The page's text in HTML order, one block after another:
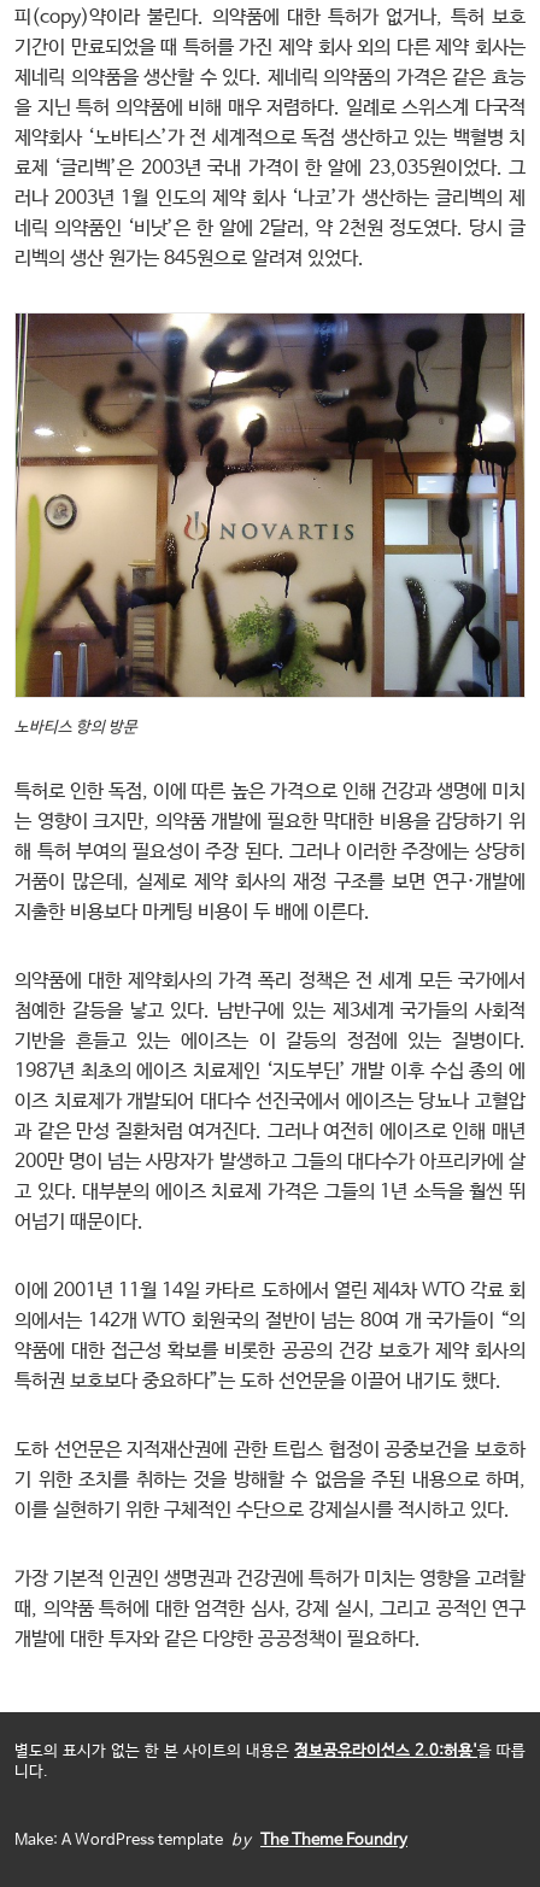
피(copy)약이라 불린다. 의약품에 대한 특허가 없거나, 특허 보호
기간이 만료되었을 때 특허를 가진 제약 회사 외의 다른 제약 회사는
제네릭 의약품을 생산할 수 있다. 제네릭 의약품의 가격은 같은 효능
을 지닌 특허 의약품에 비해 매우 저렴하다. 일례로 스위스계 다국적
제약회사 ‘노바티스’가 전 세계적으로 독점 생산하고 있는 백혈병 치
료제 ‘글리벡’은 2003년 국내 가격이 한 알에 23,035원이었다. 그
러나 2003년 1월 인도의 제약 회사 ‘나코’가 생산하는 글리벡의 제
네릭 의약품인 ‘비낫’은 한 알에 2달러, 약 2천원 정도였다. 당시 글
리벡의 생산 원가는 845원으로 알려져 있었다.
노바티스 항의 방문
특허로 인한 독점, 이에 따른 높은 가격으로 인해 건강과 생명에 미치
는 영향이 크지만, 의약품 개발에 필요한 막대한 비용을 감당하기 위
해 특허 부여의 필요성이 주장 된다. 그러나 이러한 주장에는 상당히
거품이 많은데, 실제로 제약 회사의 재정 구조를 보면 연구·개발에
지출한 비용보다 마케팅 비용이 두 배에 이른다.
의약품에 대한 제약회사의 가격 폭리 정책은 전 세계 모든 국가에서
첨예한 갈등을 낳고 있다. 남반구에 있는 제3세계 국가들의 사회적
기반을 흔들고 있는 에이즈는 이 갈등의 정점에 있는 질병이다.
1987년 최초의 에이즈 치료제인 ‘지도부딘’ 개발 이후 수십 종의 에
이즈 치료제가 개발되어 대다수 선진국에서 에이즈는 당뇨나 고혈압
과 같은 만성 질환처럼 여겨진다. 그러나 여전히 에이즈로 인해 매년
200만 명이 넘는 사망자가 발생하고 그들의 대다수가 아프리카에 살
고 있다. 대부분의 에이즈 치료제 가격은 그들의 1년 소득을 훨씬 뛰
어넘기 때문이다.
이에 2001년 11월 14일 카타르 도하에서 열린 제4차 WTO 각료 회
의에서는 142개 WTO 회원국의 절반이 넘는 80여 개 국가들이 “의
약품에 대한 접근성 확보를 비롯한 공공의 건강 보호가 제약 회사의
특허권 보호보다 중요하다”는 도하 선언문을 이끌어 내기도 했다.
도하 선언문은 지적재산권에 관한 트립스 협정이 공중보건을 보호하
기 위한 조치를 취하는 것을 방해할 수 없음을 주된 내용으로 하며,
이를 실현하기 위한 구체적인 수단으로 강제실시를 적시하고 있다.
가장 기본적 인권인 생명권과 건강권에 특허가 미치는 영향을 고려할
때, 의약품 특허에 대한 엄격한 심사, 강제 실시, 그리고 공적인 연구
개발에 대한 투자와 같은 다양한 공공정책이 필요하다.
별도의 표시가 없는 한 본 사이트의 내용은 정보공유라이선스 2.0:허용'을 따릅
니다.
Make: A WordPress template by The Theme Foundry